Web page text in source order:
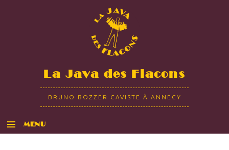
La Java des Flacons
BRUNO BOZZER CAVISTE À ANNECY
MENU